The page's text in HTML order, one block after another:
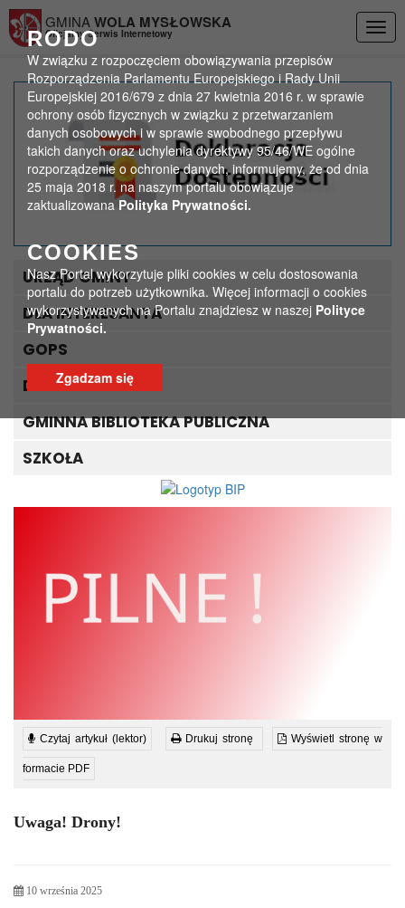
RODO
W związku z rozpoczęciem obowiązywania przepisów
Rozporządzenia Parlamentu Europejskiego i Rady Unii
Europejskiej 2016/679 z dnia 27 kwietnia 2016 r. w sprawie
ochrony osób fizycznych w związku z przetwarzaniem
danych osobowych i w sprawie swobodnego przepływu
takich danych oraz uchylenia dyrektywy 95/46/WE ogólne
rozporządzenie o ochronie danych, informujemy, że od dnia
25 maja 2018 r. na naszym portalu obowiązuje
zaktualizowanaPolityka Prywatności.
COOKIES
Nasz Portal wykorzytuje pliki cookies w celu dostosowania
portalu do potrzeb użytkownika. Więcej informacji o cookies
wykorzystywanych na Portalu znajdziesz w naszej Polityce
Prywatności.
Zgadzam się
GMINA WOLA MYSŁOWSKA
Oficjalny Serwis Internetowy
Uwaga! Drony!
Strona główna > Ważne > Uwaga! Drony!
URZĄD GMINY
DLA INTERESANTA
GOPS
DLA TURYSTY
GMINNA BIBLIOTEKA PUBLICZNA
SZKOŁA
Czytaj artykuł (lektor) Drukuj stronę Wyświetl stronę w
formacie PDF
Uwaga! Drony!
10 września 2025